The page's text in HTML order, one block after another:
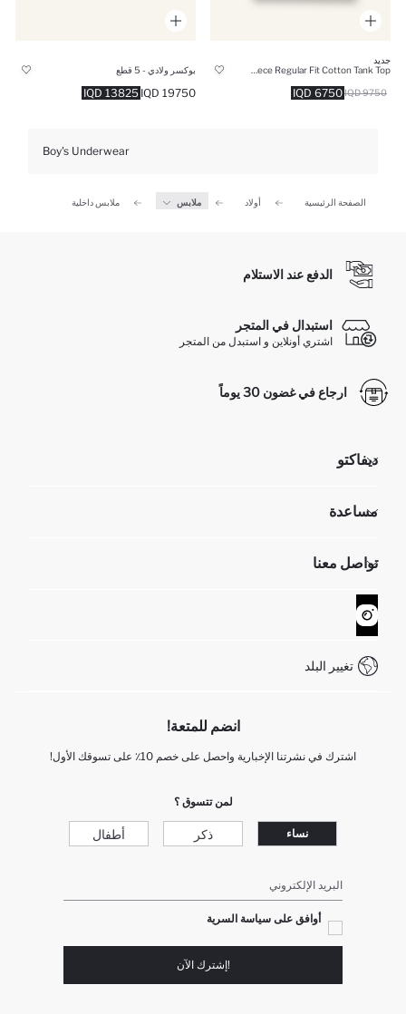
جديد
6750 IQD 9750 IQD
بوكسر ولادي - 5 قطع
13825 IQD 19750 IQD
Boy's Underwear
الصفحة الرئيسية أولاد ملابس ملابس داخلية
الدفع عند الاستلام
استبدال في المتجر
اشتري أونلاين و استبدل من المتجر
ارجاع في غضون 30 يوماً
ديفاكتو
تعرف علينا
GIFT CLUB
مساعدة
عمليات الارجاع و الاستبدال السهلة
تتبع الشحنة
كيف يمكنك التسوق في ديفاكتو ؟
تواصل معنا
نموذج الاتصال
خدمة العملاء
تغيير البلد
انضم للمتعة!
اشترك في نشرتنا الإخبارية واحصل على خصم 10٪ على تسوقك الأول!
لمن تتسوق ؟
نساء ذكر أطفال
البريد الإلكتروني
أوافق على سياسة السرية
!إشترك الآن